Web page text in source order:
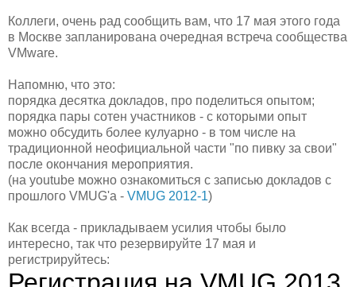
Коллеги, очень рад сообщить вам, что 17 мая этого года
в Москве запланирована очередная встреча сообщества
VMware.
Напомню, что это:
порядка десятка докладов, про поделиться опытом;
порядка пары сотен участников - с которыми опыт
можно обсудить более кулуарно - в том числе на
традиционной неофициальной части "по пивку за свои"
после окончания мероприятия.
(на youtube можно ознакомиться с записью докладов с
прошлого VMUG'а - VMUG 2012-1)
Как всегда - прикладываем усилия чтобы было
интересно, так что резервируйте 17 мая и
регистрируйтесь: